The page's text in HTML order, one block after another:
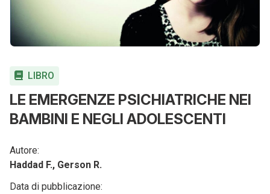
LIBRO
LE EMERGENZE PSICHIATRICHE NEI
BAMBINI E NEGLI ADOLESCENTI
Autore:
Haddad F., Gerson R.
Data di pubblicazione: